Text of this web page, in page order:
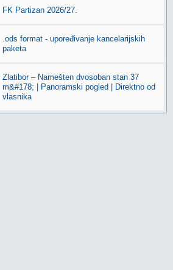
FK Partizan 2026/27.
.ods format - upoređivanje kancelarijskih
paketa
Zlatibor – Namešten dvosoban stan 37
m&#178; | Panoramski pogled | Direktno od
vlasnika